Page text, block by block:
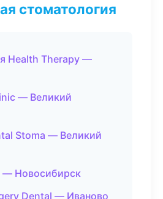
стоматология
Health Therapy —
— Великий
Stoma — Великий
Новосибирск
Dental — Иваново